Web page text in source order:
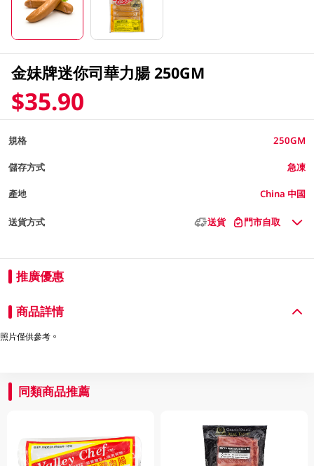
金妹牌迷你司華力腸 250GM
$35.90
規格 250GM
儲存方式 急凍
產地 China 中國
送貨方式 送貨 門市自取
推廣優惠
商品詳情
照片僅供參考。
同類商品推薦